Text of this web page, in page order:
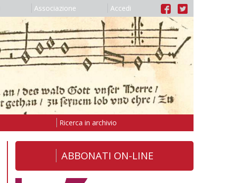
Associazione Accedi
Ricerca in archivio
ABBONATI ON-LINE